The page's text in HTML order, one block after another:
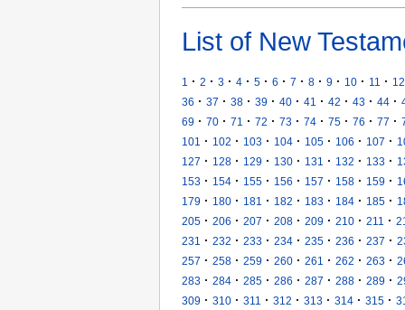
List of New
1 · 2 · 3 · 4 · 5 · 6 · 7 · 8 · 9 · 10 · 11 · 12
36 · 37 · 38 · 39 · 40 · 41 · 42 · 43 · 44 ·
69 · 70 · 71 · 72 · 73 · 74 · 75 · 76 · 77 ·
101
· 102 · 103 · 104 · 105 · 106 · 107 ·
127 · 128 · 129 · 130 · 131 · 132 · 133 ·
153 · 154 · 155 · 156 · 157 · 158 · 159 ·
179 · 180 · 181 · 182 · 183 · 184 · 185 ·
205 · 206 · 207 · 208 · 209 · 210 · 211 ·
231
· 232 · 233 · 234 · 235 · 236 · 237 ·
257 · 258 · 259 · 260 · 261 · 262 · 263 ·
283 · 284 · 285 · 286 · 287 · 288 · 289 ·
309 · 310 · 311 · 312 · 313 · 314 · 315 ·